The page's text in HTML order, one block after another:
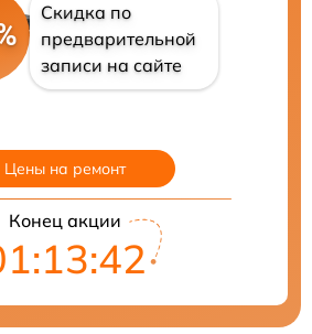
Скидка по
предварительной
записи на сайте
Цены на ремонт
Конец акции